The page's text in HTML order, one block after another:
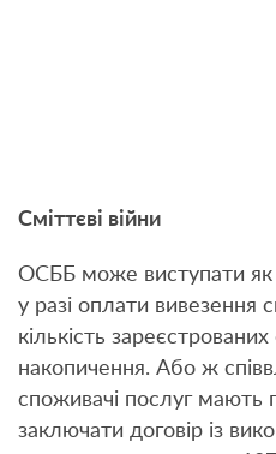
Сміттєві війни
ОСББ може виступати як
у разі оплати вивезення
кількість
накопичення. Або ж
споживачі послуг мають
заключати договір із